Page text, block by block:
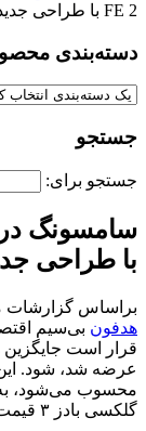
FE 2 با طراحی جدید است
دسته‌بندی‌
جستجو
جستجو برای:
با طراحی
براساس گزارشات
هدفون
عرضه شد، شود.
محسوب می‌شود،
گلکسی بادز ۳ قیمت بالایی دارند.